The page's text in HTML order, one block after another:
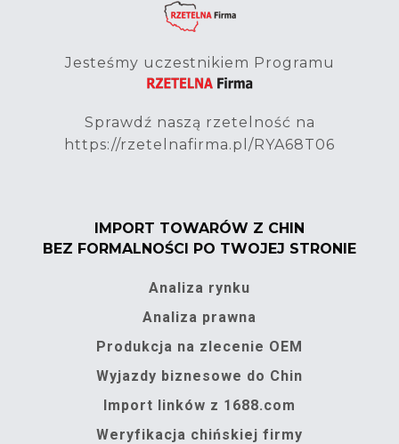
Jesteśmy uczestnikiem Programu
Sprawdź naszą rzetelność na
https://rzetelnafirma.pl/RYA68T06
IMPORT TOWARÓW Z CHIN
BEZ FORMALNOŚCI PO TWOJEJ STRONIE
Analiza rynku
Analiza prawna
Produkcja na zlecenie OEM
Wyjazdy biznesowe do Chin
Import linków z 1688.com
Weryfikacja chińskiej firmy